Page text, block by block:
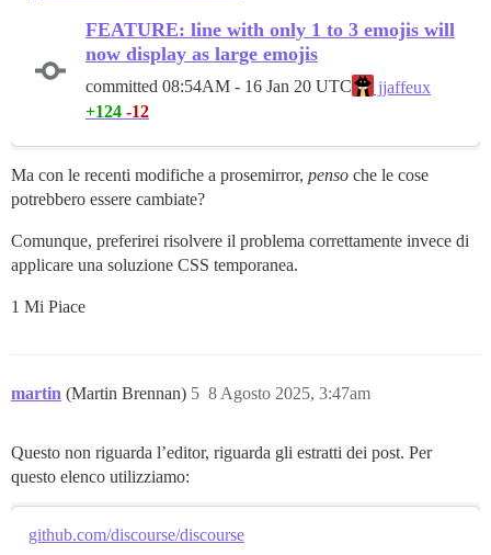
FEATURE: line with only 1 to 3 emojis will
now display as large emojis
committed 08:54AM - 16 Jan 20 UTC
jjaffeux
+124 -12
Ma con le recenti modifiche a prosemirror, penso che le cose
potrebbero essere cambiate?
Comunque, preferirei risolvere il problema correttamente invece di
applicare una soluzione CSS temporanea.
1 Mi Piace
martin (Martin Brennan) 8 Agosto 2025, 3:47am
5
Questo non riguarda l’editor, riguarda gli estratti dei post. Per
questo elenco utilizziamo:
github.com/discourse/discourse